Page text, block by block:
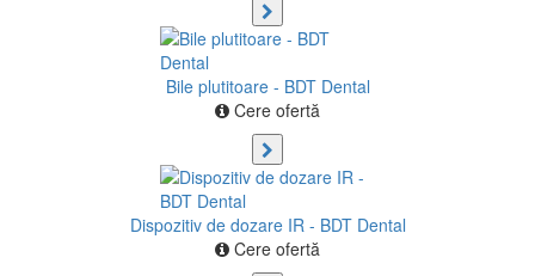
Bile plutitoare - BDT Dental
Cere ofertă
Dispozitiv de dozare IR - BDT Dental
Cere ofertă